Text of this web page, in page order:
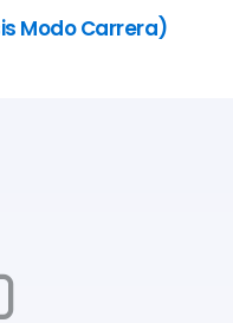
Modo Carrera)